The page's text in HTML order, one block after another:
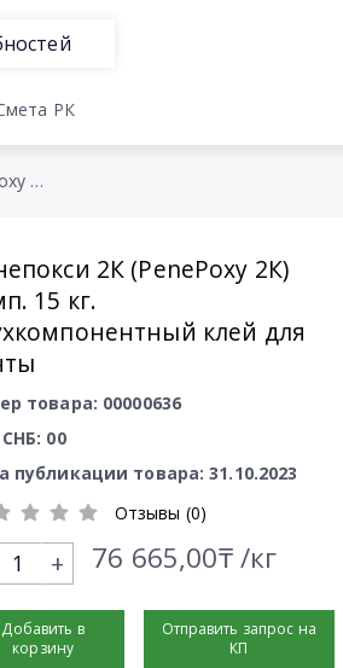
РК
Пенепокси 2К (PenePoxy 2К) комп. 15 кг. двухкомпонентный клей для ленты
2К (PenePoxy 2К)
15 кг.
клей для
товара: 00000636
00
публикации товара: 31.10.2023
Отзывы (0)
+ 76 665,00₸ /кг
Добавить в
корзину
Отправить запрос на
КП